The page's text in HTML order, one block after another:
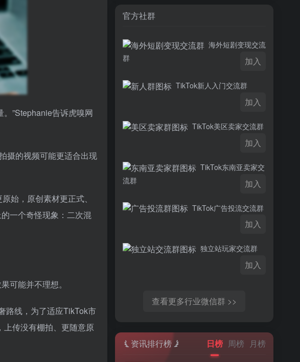
”Stephanie告诉虎嗅网
摄的视频可能更适合出现
始，原创素材更正式、
一个奇怪现象：二次混
可能并不理想。
路线，为了适应TikTok市
传没有棚拍、更随意原
官方社群
海外短剧变现交流
群
加入
TikTok新人入门交流群
加入
TikTok美区卖家交流群
加入
TikTok东南亚卖家交
流群
加入
TikTok广告投流交流群
加入
独立站玩家交流群
加入
查看更多行业微信群 >>
资讯排行榜 日榜 周榜 月榜